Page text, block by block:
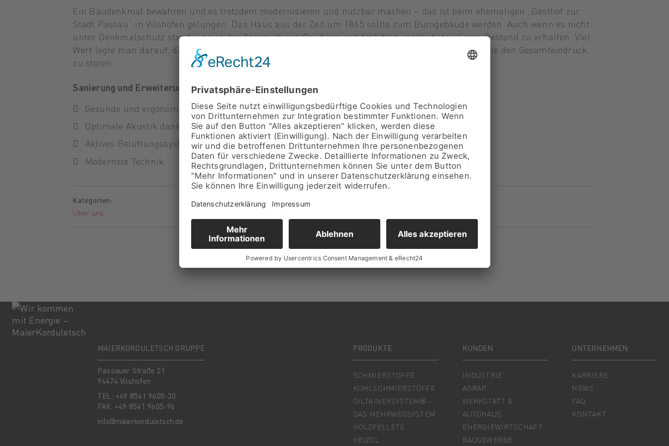
Ein Baudenkmal bewahren und es trotzdem modernisieren und nutzbar machen – das ist beim ehemaligen „Gasthof zur
Stadt Passau“ in Vilshofen gelungen. Das Haus aus der Zeit um 1865 sollte zum Bürogebäude werden. Auch wenn es nicht
unter Denkmalschutz stand, war es der Anspruch von Bauherr und Architekt, möglichst viel vom Bestand zu erhalten. Viel
Wert legte man darauf, die Technik für das Bürogebäude ins bestehende Gebäude zu integrieren ohne den Gesamteindruck
zu stören.
Sanierung und Erweiterung des ehemaligen Gasthofes zu einem modernen Bürogebäude
Gesunde und ergonomische Arbeitsplätze
Optimale Akustik dank schallschluckender Elemente
Aktives Belüftungssystem für ein angenehmes Raumklima
Modernste Technik
Kategorien:
Über uns
MAIERKORDULETSCH GRUPPE
Passauer Straße 21
94474 Vilshofen
TEL: +49 8541 9605-20
FAX: +49 8541 9605-96
info@maierkorduletsch.de
PRODUKTE
SCHMIERSTOFFE
KÜHLSCHMIERSTOFFE
OILTAINERSYSTEM® -
DAS MEHRWEGSYSTEM
HOLZPELLETS
HEIZÖL
KUNDEN
INDUSTRIE
AGRAR
WERKSTATT &
AUTOHAUS
ENERGIEWIRTSCHAFT
BAUGEWERBE
UNTERNEHMEN
KARRIERE
NEWS
FAQ
KONTAKT